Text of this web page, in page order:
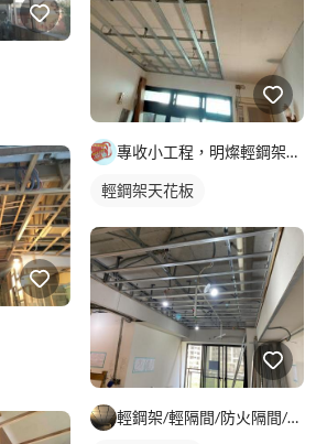
專收小工程，明燦輕鋼架， 隔間，天花板，維修，開孔，專作小坪
輕鋼架天花板
輕鋼架/輕隔間/防火隔間/造型天花/自工價廉